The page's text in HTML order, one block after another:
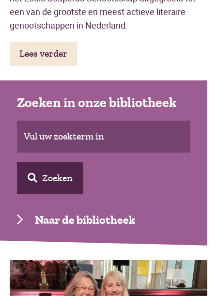
een van de grootste en meest actieve literaire
genootschappen in Nederland.
Lees verder
Zoeken in onze bibliotheek
Zoeken
Naar de bibliotheek